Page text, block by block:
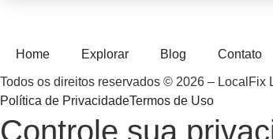
Home Explorar Blog Contato
Todos os direitos reservados © 2026 – LocalFix
Política de PrivacidadeTermos de Uso
Controle sua